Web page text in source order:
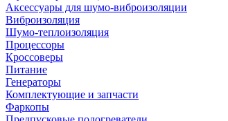
Аксессуары для шумо-виброизоляции
Виброизоляция
Шумо-теплоизоляция
Процессоры
Кроссоверы
Питание
Генераторы
Комплектующие и запчасти
Фаркопы